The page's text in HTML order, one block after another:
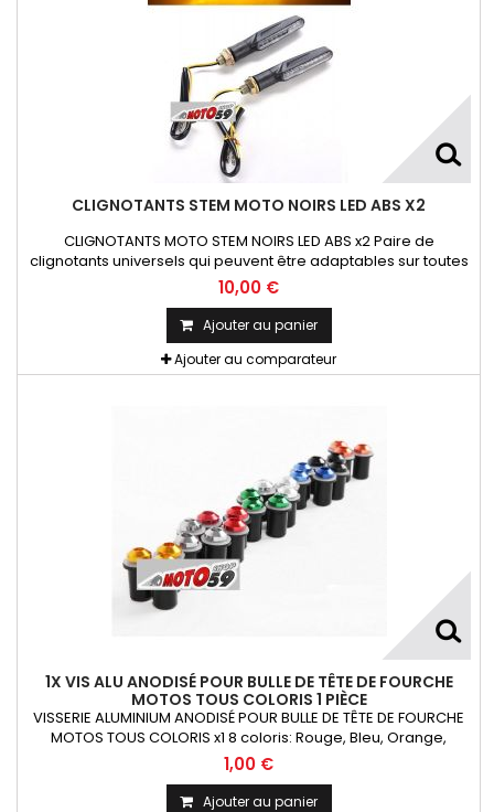
CLIGNOTANTS STEM MOTO NOIRS LED ABS X2
CLIGNOTANTS MOTO STEM NOIRS LED ABS x2 Paire de
clignotants universels qui peuvent être adaptables sur toutes
motos ou scooters
10,00 €
Ajouter au panier
Ajouter au comparateur
1X VIS ALU ANODISÉ POUR BULLE DE TÊTE DE FOURCHE
MOTOS TOUS COLORIS 1 PIÈCE
VISSERIE ALUMINIUM ANODISÉ POUR BULLE DE TÊTE DE FOURCHE
MOTOS TOUS COLORIS x1 8 coloris: Rouge, Bleu, Orange,
Argent, Titanium, Or, Noir et VertKit= Vis M5x16 alu + écrou
caoutchouc fileté + rondelle La Pièce !!!
1,00 €
Ajouter au panier